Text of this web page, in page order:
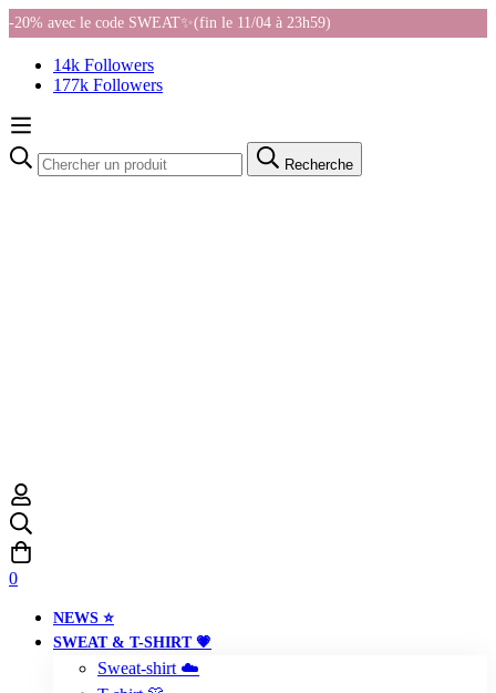
-20% avec le code SWEAT✨(fin le 11/04 à 23h59)
14k Followers
177k Followers
Recherche
pour:
Recherche
0
NEWS ⭐️
SWEAT & T-SHIRT 💗
Sweat-shirt ☁️